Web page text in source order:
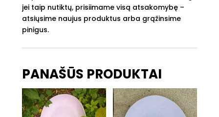
jei taip nutiktų, prisiimame visą atsakomybę –
atsiųsime naujus produktus arba grąžinsime
pinigus.
PANAŠŪS PRODUKTAI